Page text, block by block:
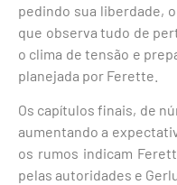
pedindo sua liberdade,
que observa tudo de
o clima de tensão e
planejada por Ferette.
Os capítulos finais, de
aumentando a
os rumos indicam
pelas autoridades e